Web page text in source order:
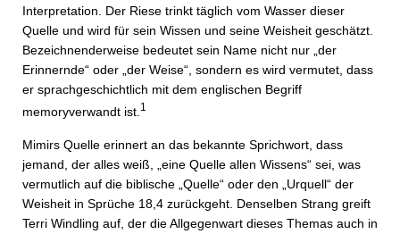
Interpretation. Der Riese trinkt täglich vom Wasser dieser
Quelle und wird für sein Wissen und seine Weisheit geschätzt.
Bezeichnenderweise bedeutet sein Name nicht nur „der
Erinnernde“ oder „der Weise“, sondern es wird vermutet, dass
er sprachgeschichtlich mit dem englischen Begriff
memoryverwandt ist. 1
Mimirs Quelle erinnert an das bekannte Sprichwort, dass
jemand, der alles weiß, „eine Quelle allen Wissens“ sei, was
vermutlich auf die biblische „Quelle“ oder den „Urquell“ der
Weisheit in Sprüche 18,4 zurückgeht. Denselben Strang greift
Terri Windling auf, der die Allgegenwart dieses Themas auch in